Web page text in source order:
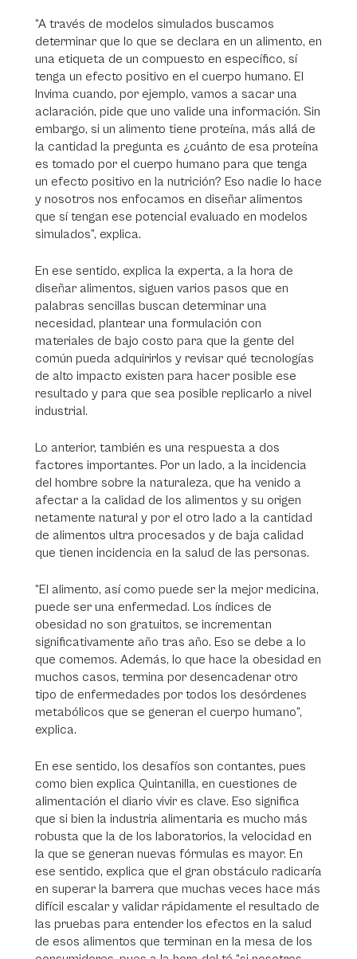
“A través de modelos simulados buscamos
determinar que lo que se declara en un alimento, en
una etiqueta de un compuesto en específico, sí
tenga un efecto positivo en el cuerpo humano. El
Invima cuando, por ejemplo, vamos a sacar una
aclaración, pide que uno valide una información. Sin
embargo, si un alimento tiene proteína, más allá de
la cantidad la pregunta es ¿cuánto de esa proteína
es tomado por el cuerpo humano para que tenga
un efecto positivo en la nutrición? Eso nadie lo hace
y nosotros nos enfocamos en diseñar alimentos
que sí tengan ese potencial evaluado en modelos
simulados”, explica.
En ese sentido, explica la experta, a la hora de
diseñar alimentos, siguen varios pasos que en
palabras sencillas buscan determinar una
necesidad, plantear una formulación con
materiales de bajo costo para que la gente del
común pueda adquirirlos y revisar qué tecnologías
de alto impacto existen para hacer posible ese
resultado y para que sea posible replicarlo a nivel
industrial.
Lo anterior, también es una respuesta a dos
factores importantes. Por un lado, a la incidencia
del hombre sobre la naturaleza, que ha venido a
afectar a la calidad de los alimentos y su origen
netamente natural y por el otro lado a la cantidad
de alimentos ultra procesados y de baja calidad
que tienen incidencia en la salud de las personas.
“El alimento, así como puede ser la mejor medicina,
puede ser una enfermedad. Los índices de
obesidad no son gratuitos, se incrementan
significativamente año tras año. Eso se debe a lo
que comemos. Además, lo que hace la obesidad en
muchos casos, termina por desencadenar otro
tipo de enfermedades por todos los desórdenes
metabólicos que se generan el cuerpo humano”,
explica.
En ese sentido, los desafíos son contantes, pues
como bien explica Quintanilla, en cuestiones de
alimentación el diario vivir es clave. Eso significa
que si bien la industria alimentaria es mucho más
robusta que la de los laboratorios, la velocidad en
la que se generan nuevas fórmulas es mayor. En
ese sentido, explica que el gran obstáculo radicaría
en superar la barrera que muchas veces hace más
difícil escalar y validar rápidamente el resultado de
las pruebas para entender los efectos en la salud
de esos alimentos que terminan en la mesa de los